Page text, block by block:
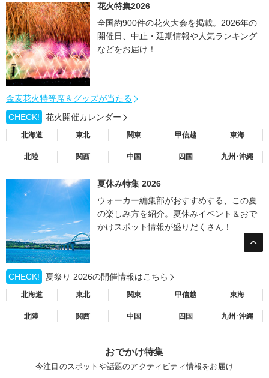
花火特集2026
全国約900件の花火大会を掲載。2026年の
開催日、中止・延期情報や人気ランキング
などをお届け！
金麦花火特等席＆グッズが当たる
CHECK!
花火開催カレンダー
北海道 東北 関東 甲信越 東海
北陸 関西 中国 四国 九州･沖縄
夏休み特集 2026
ウォーカー編集部がおすすめする、この夏
の楽しみ方を紹介。夏休みイベント＆おで
かけスポット情報が盛りだくさん！
CHECK! 夏祭り 2026の開催情報はこちら
北海道 東北 関東 甲信越 東海
北陸 関西 中国 四国 九州･沖縄
おでかけ特集
今注目のスポットや話題のアクティビティ情報をお届け